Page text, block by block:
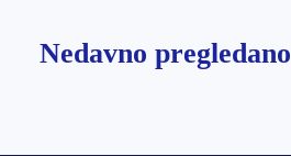
Nedavno pregledano